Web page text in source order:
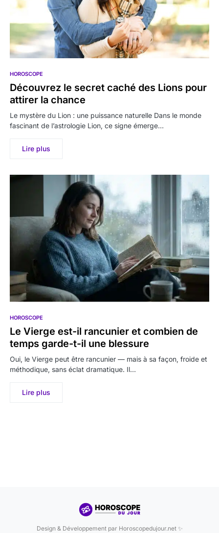
HOROSCOPE
Découvrez le secret caché des Lions pour
attirer la chance
Le mystère du Lion : une puissance naturelle Dans le monde
fascinant de l’astrologie Lion, ce signe émerge…
Lire plus
HOROSCOPE
Le Vierge est-il rancunier et combien de
temps garde-t-il une blessure
Oui, le Vierge peut être rancunier — mais à sa façon, froide et
méthodique, sans éclat dramatique. Il…
Lire plus
Design & Développement par Horoscopedujour.net ✨